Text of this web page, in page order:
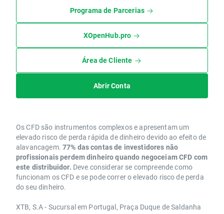
Programa de Parcerias
XOpenHub.pro
Área de Cliente
Abrir Conta
Os CFD são instrumentos complexos e apresentam um
elevado risco de perda rápida de dinheiro devido ao efeito de
alavancagem. 77% das contas de investidores não
profissionais perdem dinheiro quando negoceiam CFD com
este distribuidor. Deve considerar se compreende como
funcionam os CFD e se pode correr o elevado risco de perda
do seu dinheiro.
XTB, S.A - Sucursal em Portugal, Praça Duque de Saldanha